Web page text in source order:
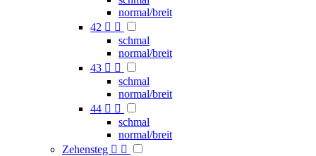
normal/breit
42  
schmal
normal/breit
43  
schmal
normal/breit
44  
schmal
normal/breit
Zehensteg  